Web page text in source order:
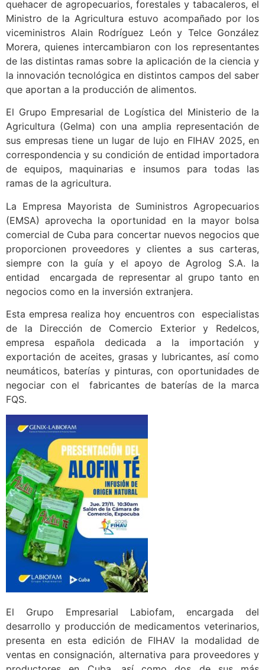
quehacer de agropecuarios, forestales y tabacaleros, el
Ministro de la Agricultura estuvo acompañado por los
viceministros Alain Rodríguez León y Telce González
Morera, quienes intercambiaron con los representantes
de las distintas ramas sobre la aplicación de la ciencia y
la innovación tecnológica en distintos campos del saber
que aportan a la producción de alimentos.
El Grupo Empresarial de Logística del Ministerio de la
Agricultura (Gelma) con una amplia representación de
sus empresas tiene un lugar de lujo en FIHAV 2025, en
correspondencia y su condición de entidad importadora
de equipos, maquinarias e insumos para todas las
ramas de la agricultura.
La Empresa Mayorista de Suministros Agropecuarios
(EMSA) aprovecha la oportunidad en la mayor bolsa
comercial de Cuba para concertar nuevos negocios que
proporcionen proveedores y clientes a sus carteras,
siempre con la guía y el apoyo de Agrolog S.A. la
entidad encargada de representar al grupo tanto en
negocios como en la inversión extranjera.
Esta empresa realiza hoy encuentros con especialistas
de la Dirección de Comercio Exterior y Redelcos,
empresa española dedicada a la importación y
exportación de aceites, grasas y lubricantes, así como
neumáticos, baterías y pinturas, con oportunidades de
negociar con el fabricantes de baterías de la marca
FQS.
El Grupo Empresarial Labiofam, encargada del
desarrollo y producción de medicamentos veterinarios,
presenta en esta edición de FIHAV la modalidad de
ventas en consignación, alternativa para proveedores y